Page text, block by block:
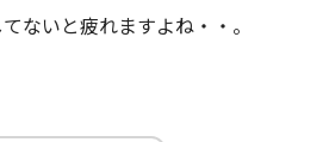
ないと疲れますよね・・。